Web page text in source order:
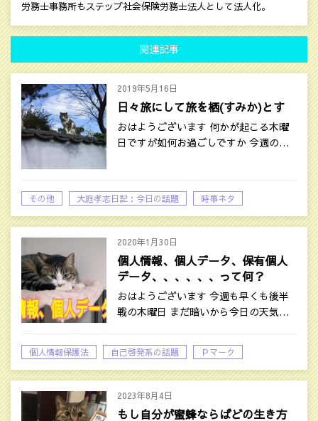
労務士事務所もステップ社会保険労務士法人として法人化。
関連記事
2019年5月16日
日々旅にして旅を栖(すみか)とす
おはようございます 何かが起こる木曜
日ですが如何お過ごしですか 今週の…
その他 大庭孝志日記：今日の話題
時事ネタ
自己啓発系の話題
2020年1月30日
個人情報、個人データ、保有個人
データ、、、、、、って何？
おはようございます 今週も早くも後半
戦の木曜日 まだ暗いから今日の天気…
個人情報保護法 自己啓発系の話題 Ｐマーク
2023年8月4日
もし自分が蜜蜂ならばどの生き方